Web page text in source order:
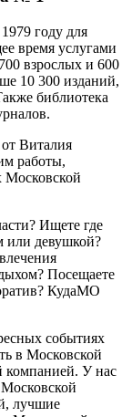
году для
время услугами
взрослых и 600
10 300 изданий,
библиотека
Виталия
работы,
Московской
Ищете где
или девушкой?
Посещаете
КудаМО
событиях
в Московской
компанией. У нас
лучшие